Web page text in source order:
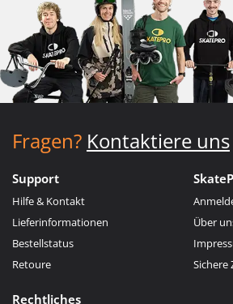
Fragen? Kontaktiere uns
Support
Hilfe & Kontakt
Lieferinformationen
Bestellstatus
Retoure
Über
Sichere
Rechtliches